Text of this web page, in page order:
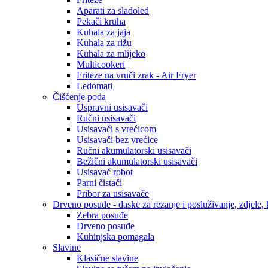
Aparati za sladoled
Pekači kruha
Kuhala za jaja
Kuhala za rižu
Kuhala za mlijeko
Multicookeri
Friteze na vruči zrak - Air Fryer
Ledomati
Čišćenje poda
Uspravni usisavači
Ručni usisavači
Usisavači s vrećicom
Usisavači bez vrećice
Ručni akumulatorski usisavači
Bežični akumulatorski usisavači
Usisavač robot
Parni čistači
Pribor za usisavače
Drveno posuđe - daske za rezanje i posluživanje,
Zebra posuđe
Drveno posuđe
Kuhinjska pomagala
Slavine
Klasične slavine